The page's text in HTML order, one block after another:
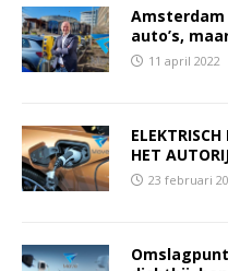
auto’s,
11 april 2022
HET
23 februari